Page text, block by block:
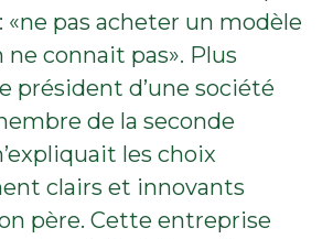
pas acheter un modèle
ne connait pas». Plus
président d’une société
de la seconde
les choix
clairs et innovants
père. Cette entreprise